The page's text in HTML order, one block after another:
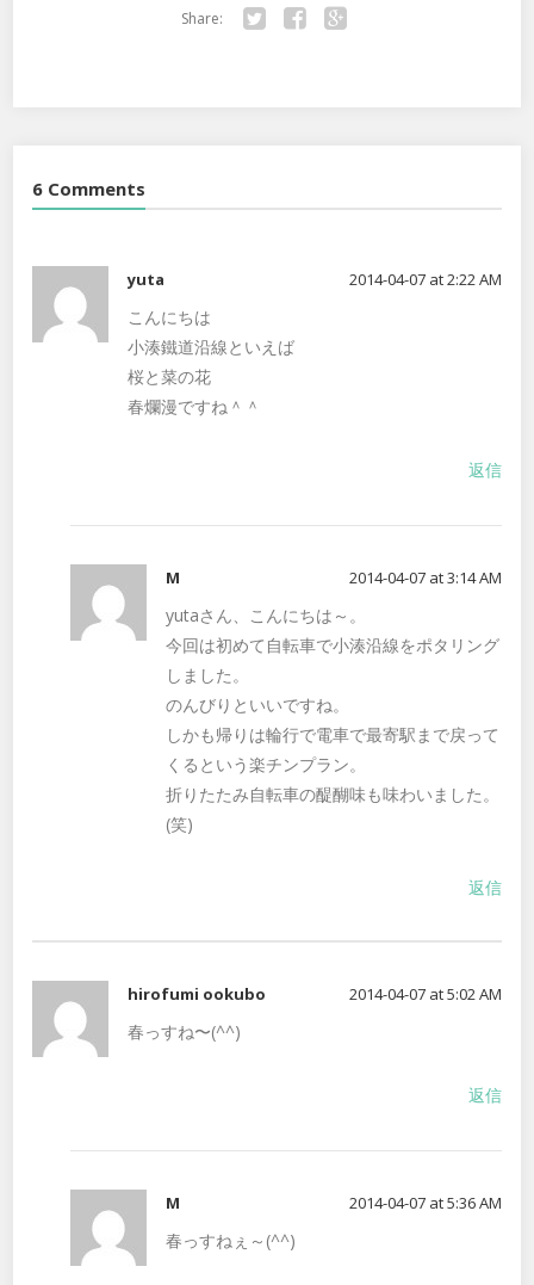
Share:
6 Comments
yuta 2014-04-07 at 2:22 AM
こんにちは
小湊鐵道沿線といえば
桜と菜の花
春爛漫ですね＾＾
返信
M 2014-04-07 at 3:14 AM
yutaさん、こんにちは～。
今回は初めて自転車で小湊沿線をポタリング
しました。
のんびりといいですね。
しかも帰りは輪行で電車で最寄駅まで戻って
くるという楽チンプラン。
折りたたみ自転車の醍醐味も味わいました。
(笑)
返信
hirofumi ookubo 2014-04-07 at 5:02 AM
春っすね〜(^^)
返信
M 2014-04-07 at 5:36 AM
春っすねぇ～(^^)